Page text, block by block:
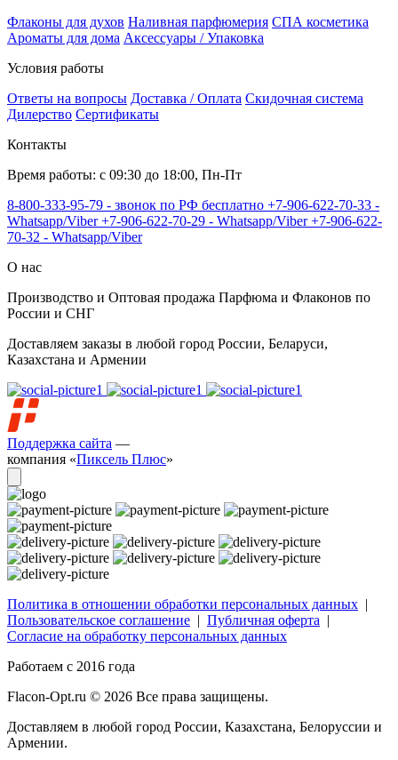
Флаконы для духов Наливная парфюмерия СПА косметика
Ароматы для дома Аксессуары / Упаковка
Условия работы
Ответы на вопросы Доставка / Оплата Скидочная система
Дилерство Сертификаты
Контакты
Время работы: с 09:30 до 18:00, Пн-Пт
8-800-333-95-79 - звонок по РФ бесплатно +7-906-622-70-33 -
Whatsapp/Viber+7-906-622-70-29 - Whatsapp/Viber+7-906-622-
70-32 - Whatsapp/Viber
О нас
Производство и Оптовая продажа Парфюма и Флаконов по
России и СНГ
Доставляем заказы в любой город России, Беларуси,
Казахстана и Армении
Поддержка сайта —
компания «Пиксель Плюс»
Политика в отношении обработки персональных данных |
Пользовательское соглашение | Публичная оферта |
Согласие на обработку персональных данных
Работаем с 2016 года
Flacon-Opt.ru © 2026 Все права защищены.
Доставляем в любой город России, Казахстана, Белоруссии и
Армении.